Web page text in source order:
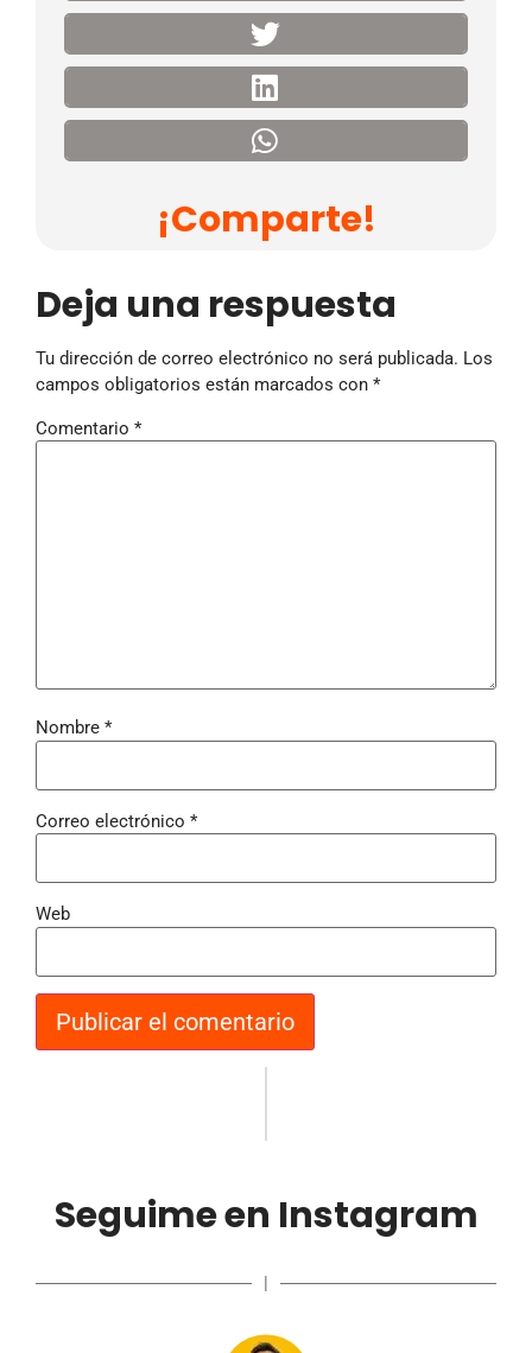
¡Comparte!
Deja una respuesta
Tu dirección de correo electrónico no será publicada. Los
campos obligatorios están marcados con *
Comentario *
Nombre *
Correo electrónico *
Web
Seguime en Instagram